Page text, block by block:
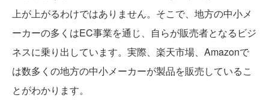
上が上がるわけではありません。そこで、地方の中小メ
ーカーの多くはEC事業を通じ、自らが販売者となるビジ
ネスに乗り出しています。実際、楽天市場、Amazonで
は数多くの地方の中小メーカーが製品を販売しているこ
とがわかります。